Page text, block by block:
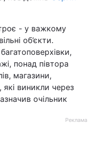
- у важкому
об’єкти.
понад півтора
магазини,
виникли через
очільник
Реклама